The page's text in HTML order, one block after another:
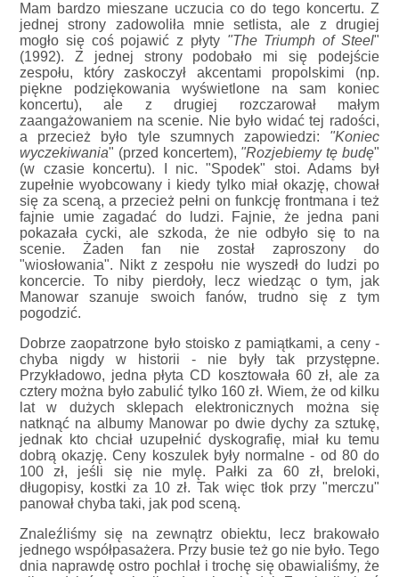
Mam bardzo mieszane uczucia co do tego koncertu. Z
jednej strony zadowoliła mnie setlista, ale z drugiej
mogło się coś pojawić z płyty "The Triumph of Steel"
(1992). Z jednej strony podobało mi się podejście
zespołu, który zaskoczył akcentami propolskimi (np.
piękne podziękowania wyświetlone na sam koniec
koncertu), ale z drugiej rozczarował małym
zaangażowaniem na scenie. Nie było widać tej radości,
a przecież było tyle szumnych zapowiedzi: "Koniec
wyczekiwania" (przed koncertem), "Rozjebiemy tę budę"
(w czasie koncertu). I nic. "Spodek" stoi. Adams był
zupełnie wyobcowany i kiedy tylko miał okazję, chował
się za sceną, a przecież pełni on funkcję frontmana i też
fajnie umie zagadać do ludzi. Fajnie, że jedna pani
pokazała cycki, ale szkoda, że nie odbyło się to na
scenie. Żaden fan nie został zaproszony do
"wiosłowania". Nikt z zespołu nie wyszedł do ludzi po
koncercie. To niby pierdoły, lecz wiedząc o tym, jak
Manowar szanuje swoich fanów, trudno się z tym
pogodzić.
Dobrze zaopatrzone było stoisko z pamiątkami, a ceny -
chyba nigdy w historii - nie były tak przystępne.
Przykładowo, jedna płyta CD kosztowała 60 zł, ale za
cztery można było zabulić tylko 160 zł. Wiem, że od kilku
lat w dużych sklepach elektronicznych można się
natknąć na albumy Manowar po dwie dychy za sztukę,
jednak kto chciał uzupełnić dyskografię, miał ku temu
dobrą okazję. Ceny koszulek były normalne - od 80 do
100 zł, jeśli się nie mylę. Pałki za 60 zł, breloki,
długopisy, kostki za 10 zł. Tak więc tłok przy "merczu"
panował chyba taki, jak pod sceną.
Znaleźliśmy się na zewnątrz obiektu, lecz brakowało
jednego współpasażera. Przy busie też go nie było. Tego
dnia naprawdę ostro pochlał i trochę się obawialiśmy, że